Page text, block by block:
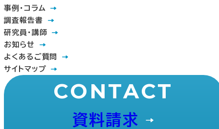
事例・コラム
調査報告書
研究員・講師
お知らせ
よくあるご質問
サイトマップ
CONTACT
資料請求